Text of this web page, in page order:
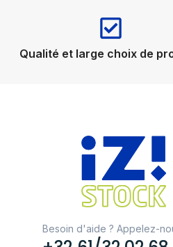
Qualité et large choix de
Besoin d'aide ? Appelez-